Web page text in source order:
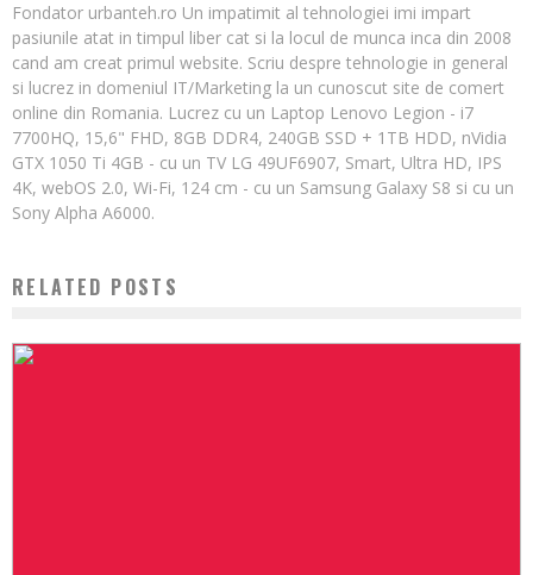
Fondator urbanteh.ro Un impatimit al tehnologiei imi impart
pasiunile atat in timpul liber cat si la locul de munca inca din 2008
cand am creat primul website. Scriu despre tehnologie in general
si lucrez in domeniul IT/Marketing la un cunoscut site de comert
online din Romania. Lucrez cu un Laptop Lenovo Legion - i7
7700HQ, 15,6" FHD, 8GB DDR4, 240GB SSD + 1TB HDD, nVidia
GTX 1050 Ti 4GB - cu un TV LG 49UF6907, Smart, Ultra HD, IPS
4K, webOS 2.0, Wi-Fi, 124 cm - cu un Samsung Galaxy S8 si cu un
Sony Alpha A6000.
RELATED POSTS